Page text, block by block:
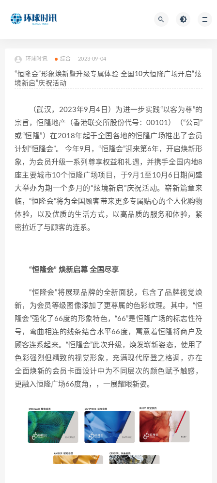
环球时讯 综合 2023-09-04
“恒隆会”形象焕新暨升级专属体验 全国10大恒隆广场开启“炫
境新启”庆祝活动
（武汉，2023年9月4日）为进一步实践“以客为尊”的
宗旨，恒隆地产（香港联交所股份代号：00101）（“公司”
或“恒隆”）在2018年起于全国各地的恒隆广场推出了会员
计划“恒隆会”。 今年9月，“恒隆会”迎来第6年，开启焕新形
象，为会员升级一系列尊享权益和礼遇，并携手全国内地8
座主要城市10个恒隆广场项目，于9月1至10月6日期间盛
大举办为期一个多月的“炫境新启”庆祝活动。崭新篇章来
临，“恒隆会”将为全国顾客带来更多专属贴心的个人化购物
体验，以及优质的生活方式，以高品质的服务和体验，紧
密拉近了与顾客的连系。
“恒隆会” 焕新启幕 全国尽享
“恒隆会”将展现品牌的全新面貌，包含了品牌视觉焕
新，为会员等级图像添加了更尊属的色彩纹理。其中，“恒
隆会”强化了66度的形象特色，“66”是恒隆广场的标志性符
号，弯曲相连的线条结合水平66度，寓意着恒隆将商户及
顾客连系起来。“恒隆会”此次升级，焕发崭新姿态，使用了
色彩强烈但精致的视觉形象，充满现代摩登之格调，亦在
全面焕新的会员卡面设计中为不同层次的颜色赋予触感，
更融入恒隆广场66度角，，一展耀眼新姿。